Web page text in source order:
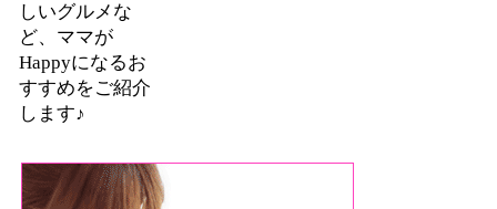
しいグルメな
ど、ママが
Happyになるお
すすめをご紹介
します♪